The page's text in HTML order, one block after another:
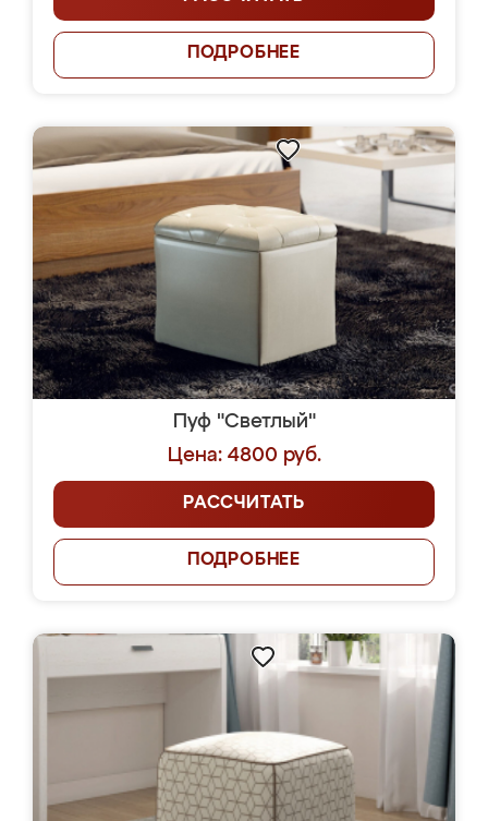
ПОДРОБНЕЕ
Пуф "Светлый"
Цена: 4800 руб.
РАССЧИТАТЬ
ПОДРОБНЕЕ